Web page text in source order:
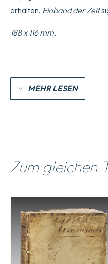
erhalten. Einband der Zeit
188 x 116 mm.
MEHR LESEN
Zum gleichen